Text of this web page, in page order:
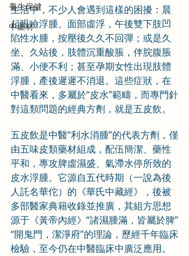
養生保健
中藥材
生活中，不少人會遇到這樣的困擾：晨
起眼瞼浮腫、面部虛浮，午後雙下肢凹
陷性水腫，按壓後久久不回彈；或是久
坐、久站後，肢體沉重酸脹，伴脘腹脹
滿、小便不利；甚至孕期女性出現肢體
浮腫，產後遲遲不消退。這些症狀，在
中醫看來，多屬於“皮水”範疇，而專門針
對這類問題的經典方劑，就是五皮飲。
五皮飲是中醫“利水消腫”的代表方劑，僅
由五味皮類藥材組成，配伍簡潔、藥性
平和，專攻脾虛濕盛、氣滯水停所致的
皮水浮腫。它源自五代時期（一說為後
人託名華佗）的《華氏中藏經》，後被
多部醫家典籍收錄並推廣，其組方思想
源于《黃帝內經》“諸濕腫滿，皆屬於脾”
“開鬼門，潔淨府”的理論，歷經千年臨床
檢驗，至今仍在中醫臨床中廣泛應用。